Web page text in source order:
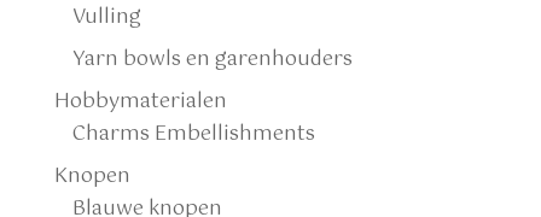
Vulling
Yarn bowls en garenhouders
Hobbymaterialen
Charms Embellishments
Knopen
Blauwe knopen